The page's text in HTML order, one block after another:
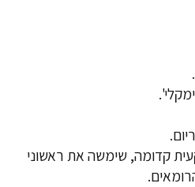
קדומה, שימשה את ראשוני